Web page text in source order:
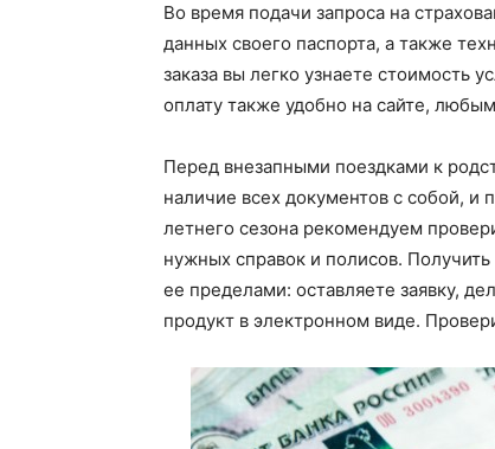
Во время подачи запроса на
данных своего паспорта, а также
заказа вы легко узнаете стоимость
оплату также удобно на сайте,
Перед внезапными поездками к
наличие всех документов с собой, и
летнего сезона рекомендуем
нужных справок и полисов.
ее пределами: оставляете заявку,
продукт в электронном виде.